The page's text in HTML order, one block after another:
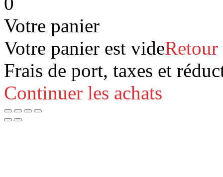
Votre panier
Votre panier est vide
Frais de port, taxes et
Continuer les achats